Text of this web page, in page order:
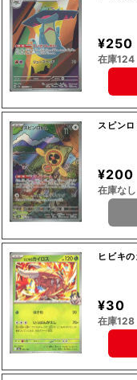
¥250
在庫124
スピン
¥200
在庫なし
ヒビキ
¥30
在庫128